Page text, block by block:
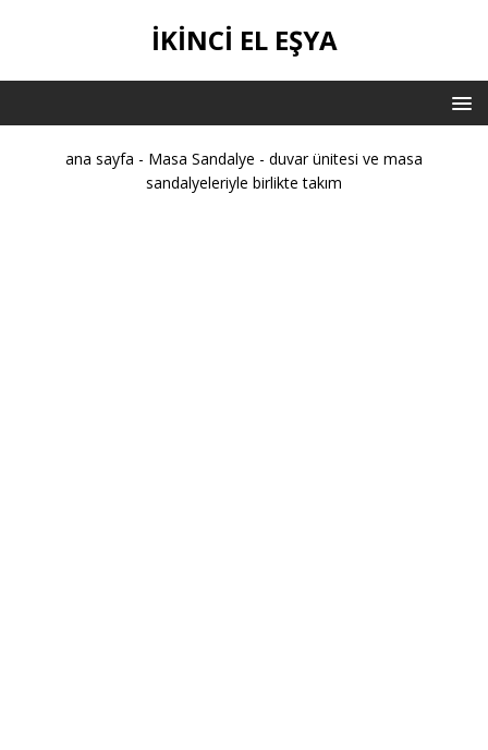
IKINCI EL EŞYA
ana sayfa - Masa Sandalye - duvar ünitesi ve masa
sandalyeleriyle birlikte takım